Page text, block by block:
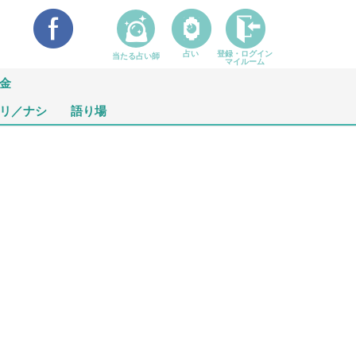
／ナシ 語り場
当たる占い師 占い
登録・ログイン
マイルーム